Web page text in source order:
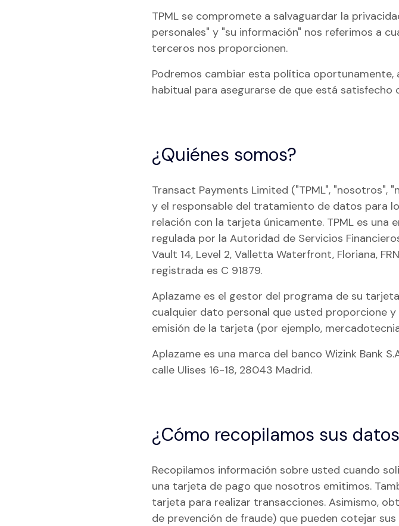
Moda y
Perfumería
Otro sector
TPML se compromete a salvaguardar la
personales" y "su información" nos referimos a
terceros nos proporcionen.
Podremos cambiar esta política
habitual para asegurarse de que está satisfecho
¿Quiénes somos?
Transact Payments Limited ("TPML", "nosotros",
y el responsable del tratamiento de datos para
relación con la tarjeta únicamente. TPML es
regulada por la Autoridad de Servicios
Vault 14, Level 2, Valletta Waterfront, Floriana,
registrada es C 91879.
Aplazame es el gestor del programa de su
cualquier dato personal que usted proporcione
emisión de la tarjeta (por ejemplo,
Aplazame es una marca del banco Wizink Bank
calle Ulises 16-18, 28043 Madrid.
¿Cómo recopilamos sus
Recopilamos información sobre usted cuando
una tarjeta de pago que nosotros emitimos.
tarjeta para realizar transacciones. Asimismo,
de prevención de fraude) que pueden cotejar